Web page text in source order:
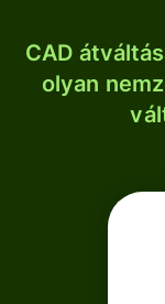
CAD
olyan